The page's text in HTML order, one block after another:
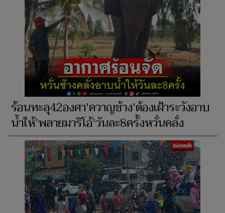
ร้อนทะลุ42องศา'ควาญช้าง'ต้องเฝ้าระวังอาบ
น้ำให้'พลายมาริโอ้'วันละ8ครั้งหวั่นคลั่ง